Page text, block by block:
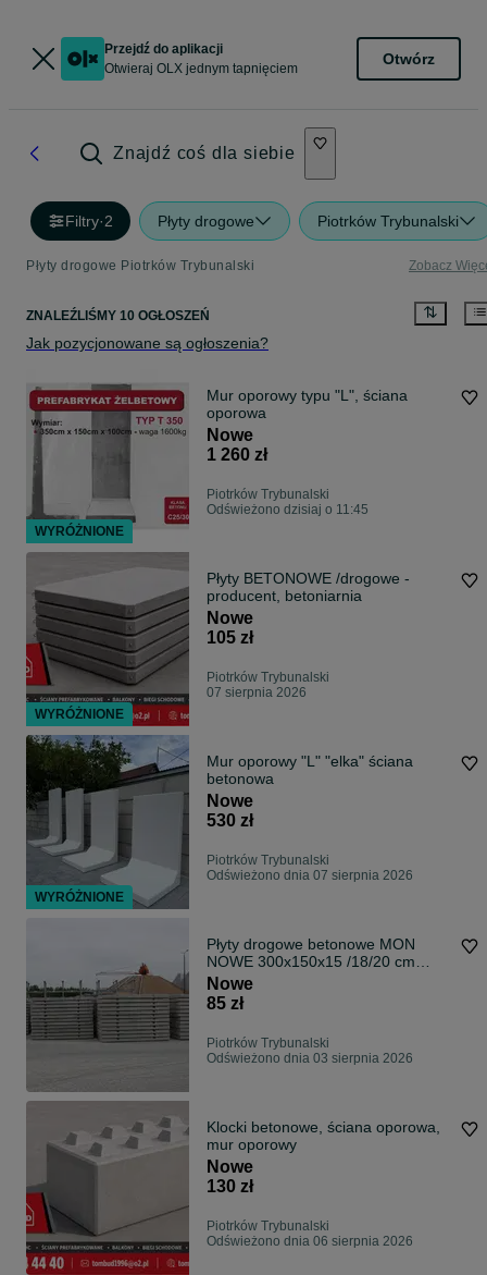
Przejdź do aplikacji
Otwieraj OLX jednym tapnięciem
Otwórz
Znajdź coś dla siebie
Filtry·2 Płyty drogowe Piotrków Trybunalski
Płyty drogowe Piotrków Trybunalski Zobacz
ZNALEŹLIŚMY 10 OGŁOSZEŃ
Jak pozycjonowane są ogłoszenia?
Mur oporowy typu "L", ściana
oporowa
Nowe
1 260 zł
Piotrków Trybunalski
Odświeżono dzisiaj o 11:45
Płyty BETONOWE /drogowe -
producent, betoniarnia
Nowe
105 zł
Piotrków Trybunalski
07 sierpnia 2026
Mur oporowy "L" "elka" ściana
betonowa
Nowe
530 zł
Piotrków Trybunalski
Odświeżono dnia 07 sierpnia 2026
Płyty drogowe betonowe MON
NOWE 300x150x15 /18/20 cm
PIOTRKÓW TRYB.
Nowe
85 zł
Piotrków Trybunalski
Odświeżono dnia 03 sierpnia 2026
Klocki betonowe, ściana oporowa,
mur oporowy
Nowe
130 zł
Piotrków Trybunalski
Odświeżono dnia 06 sierpnia 2026
WYRÓŻNIONE
WYRÓŻNIONE
WYRÓŻNIONE